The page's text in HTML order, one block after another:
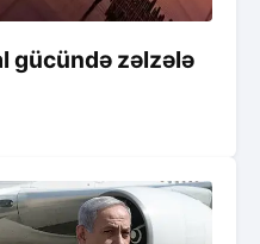
gücündə zəlzələ